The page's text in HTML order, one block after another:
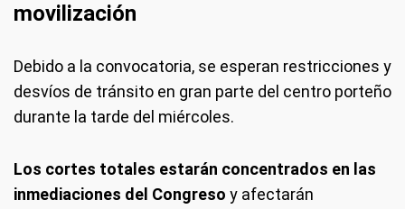
movilización
Debido a la convocatoria, se esperan restricciones y
desvíos de tránsito en gran parte del centro porteño
durante la tarde del miércoles.
Los cortes totales estarán concentrados en las
inmediaciones del Congreso y afectarán